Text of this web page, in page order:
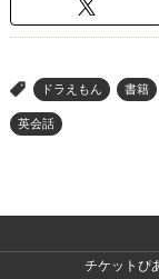
> ドラえもん 書籍
英会話
チケットぴ